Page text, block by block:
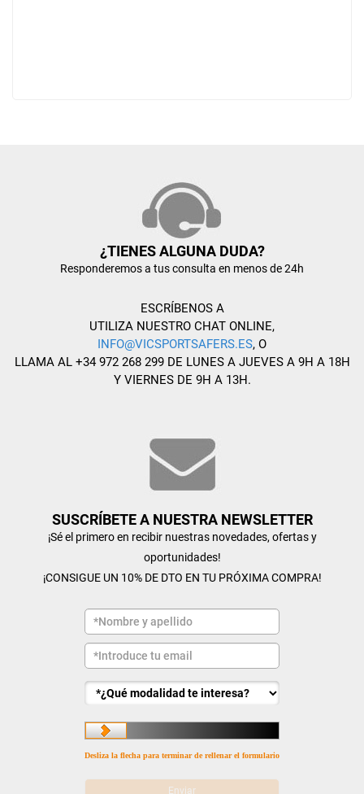
¿TIENES ALGUNA DUDA?
Responderemos a tus consulta en menos de 24h
ESCRÍBENOS A
UTILIZA NUESTRO CHAT ONLINE,
INFO@VICSPORTSAFERS.ES, O
LLAMA AL +34 972 268 299 DE LUNES A JUEVES A 9H A 18H
Y VIERNES DE 9H A 13H.
SUSCRÍBETE A NUESTRA NEWSLETTER
¡Sé el primero en recibir nuestras novedades, ofertas y
oportunidades!
¡CONSIGUE UN 10% DE DTO EN TU PRÓXIMA COMPRA!
Desliza la flecha para terminar de rellenar el formulario